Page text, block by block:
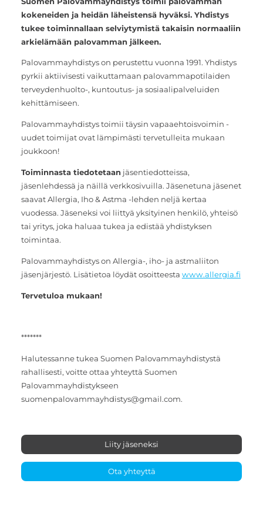
kokeneiden ja heidän läheistensä hyväksi. Yhdistys
tukee toiminnallaan selviytymistä takaisin normaaliin
arkielämään palovamman jälkeen.
Palovammayhdistys on perustettu vuonna 1991. Yhdistys
pyrkii aktiivisesti vaikuttamaan palovammapotilaiden
terveydenhuolto-, kuntoutus- ja sosiaalipalveluiden
kehittämiseen.
Palovammayhdistys toimii täysin vapaaehtoisvoimin -
uudet toimijat ovat lämpimästi tervetulleita mukaan
joukkoon!
Toiminnasta tiedotetaanjäsentiedotteissa,
jäsenlehdessä ja näillä verkkosivuilla. Jäsenetuna jäsenet
saavat Allergia, Iho & Astma -lehden neljä kertaa
vuodessa. Jäseneksi voi liittyä yksityinen henkilö, yhteisö
tai yritys, joka haluaa tukea ja edistää yhdistyksen
toimintaa.
Palovammayhdistys on Allergia-, iho- ja astmaliiton
jäsenjärjestö. Lisätietoa löydät osoitteesta www.allergia.fi
Tervetuloa mukaan!
*******
Halutessanne tukea Suomen Palovammayhdistystä
rahallisesti, voitte ottaa yhteyttä Suomen
Palovammayhdistykseen
suomenpalovammayhdistys@gmail.com.
Liity jäseneksi
Ota yhteyttä